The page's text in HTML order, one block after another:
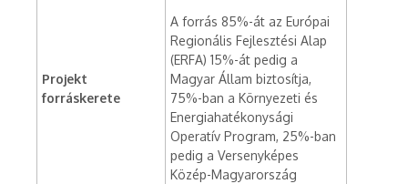
Projekt
forráskerete
A forrás 85%-át az Európai
Regionális Fejlesztési Alap
(ERFA) 15%-át pedig a
Magyar Állam biztosítja,
75%-ban a Környezeti és
Energiahatékonysági
Operatív Program, 25%-ban
pedig a Versenyképes
Közép-Magyarország